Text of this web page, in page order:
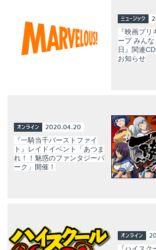
ミュージック
『映画プ
ープ みん
日』関連
お知らせ
オンライン 2020.04.20
『一騎当千バーストファイ
ト』レイドイベント「あつま
れ！！魅惑のファンタジーパ
ーク」開催！
オンライン
『ハイス